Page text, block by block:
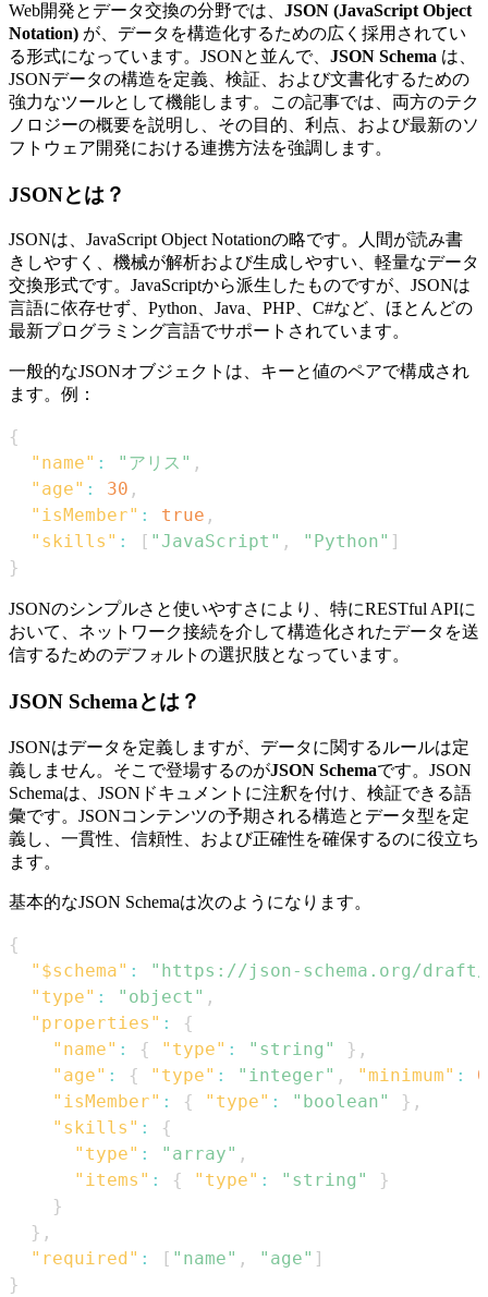
Web開発とデータ交換の分野では、 JSON (JavaScript Object
Notation) が、データを構造化するための広く採用されてい
る形式になっています。JSONと並んで、 JSON Schema は、
JSONデータの構造を定義、検証、および文書化するための
強力なツールとして機能します。この記事では、両方のテク
ノロジーの概要を説明し、その目的、利点、および最新のソ
フトウェア開発における連携方法を強調します。
JSONとは？
JSONは、JavaScript Object Notationの略です。人間が読み書
きしやすく、機械が解析および生成しやすい、軽量なデータ
交換形式です。JavaScriptから派生したものですが、JSONは
言語に依存せず、Python、Java、PHP、C#など、ほとんどの
最新プログラミング言語でサポートされています。
一般的なJSONオブジェクトは、キーと値のペアで構成され
ます。例：
{
"name" : "アリス" ,
"age" : 30 ,
"isMember" : true ,
"skills" : [ "JavaScript" , "Python" ]
}
JSONのシンプルさと使いやすさにより、特にRESTful APIに
おいて、ネットワーク接続を介して構造化されたデータを送
信するためのデフォルトの選択肢となっています。
JSON Schemaとは？
JSONはデータを定義しますが、データに関するルールは定
義しません。そこで登場するのがJSON Schemaです。JSON
Schemaは、JSONドキュメントに注釈を付け、検証できる語
彙です。JSONコンテンツの予期される構造とデータ型を定
義し、一貫性、信頼性、および正確性を確保するのに役立ち
ます。
基本的なJSON Schemaは次のようになります。
{
"$schema" :
"https://json-schema.org/draft/
"type" : "object" ,
"properties" :
{
"name" : { "type" : "string" } ,
"age" : { "type" : "integer" , "minimum" :
0
"isMember" : { "type" : "boolean" } ,
"skills" :
{
"type" : "array" ,
"items" : { "type" : "string"
}
}
} ,
"required" : [ "name" , "age" ]
}